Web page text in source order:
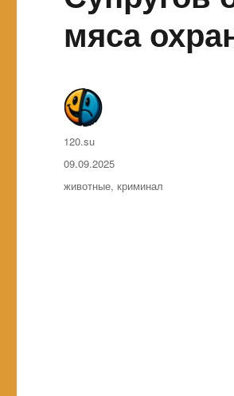
мяса
Автор
120.su
Опубликовано
09.09.2025
Метки
животные, криминал